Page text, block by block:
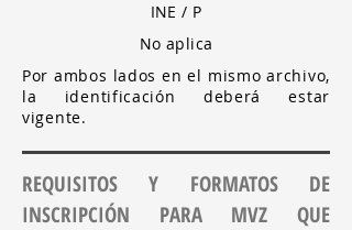
INE / P
No aplica
Por ambos lados en el mismo archivo,
la identificación deberá estar
vigente.
REQUISITOS Y FORMATOS DE
INSCRIPCIÓN PARA MVZ QUE